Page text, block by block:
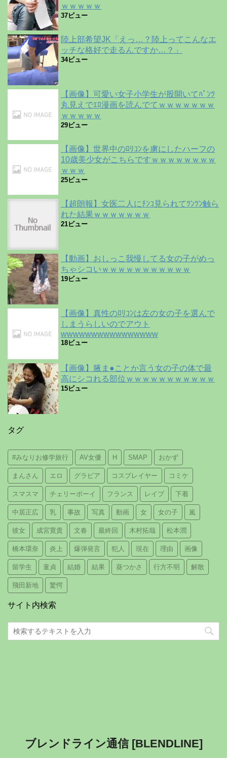
ｗｗｗｗｗ
37ビュー
陸上部希望JK「えっ…？陸上ってこんなエ
ッチな格好で走るんですか…？」
34ビュー
【画像】可愛い女子小学生が股開いてﾊﾟﾝﾂ
丸見えでｴﾛ漫画を読んでてｗｗｗｗｗｗｗ
ｗｗｗｗｗ
29ビュー
【画像】世界中のﾛﾘｺﾝを虜にしたハーフの
10歳美少女がこちらですｗｗｗｗｗｗｗｗ
ｗｗｗ
25ビュー
【超朗報】女医二人にﾁﾝｺ見られてﾂﾝﾂﾝ触ら
れた結果ｗｗｗｗｗｗｗ
21ビュー
【動画】おしっこ我慢してる女の子がめっ
ちゃシコいｗｗｗｗｗｗｗｗｗｗｗ
19ビュー
【画像】真性のﾛﾘｺﾝは左の女の子を選んで
しまうらしいのでアウト
wwwwwwwwwwwwwwww
18ビュー
【画像】腋ま●ことか言う女の子の体で最
高にシコれる部位ｗｗｗｗｗｗｗｗｗｗｗ
15ビュー
タグ
#みなりお修学旅行 AV女優 H SMAP おかず
まんさん エロ グラビア コスプレイヤー コミケ
スマスマ チェリーボーイ フランス レイプ 下着
中居正広 乳 事故 写真 動画 女 女の子 嵐
彼女 成宮寛貴 文春 最終回 木村拓哉 松本潤
橋本環奈 炎上 爆弾発言 犯人 現在 理由 画像
留学生 童貞 結婚 結果 葵つかさ 行方不明 解散
飛田新地 驚愕
サイト内検索
ブレンドライン通信 [BLENDLINE]